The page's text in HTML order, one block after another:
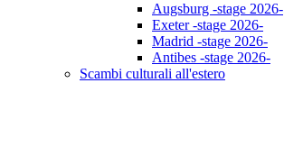
Augsburg -stage 2026-
Exeter -stage 2026-
Madrid -stage 2026-
Antibes -stage 2026-
Scambi culturali all'estero